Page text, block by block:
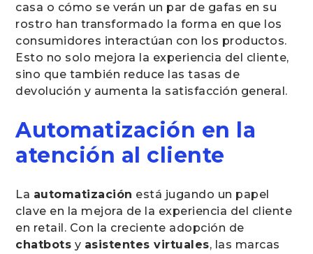
casa o cómo se verán un par de gafas en su
rostro han transformado la forma en que los
consumidores interactúan con los productos.
Esto no solo mejora la experiencia del cliente,
sino que también reduce las tasas de
devolución y aumenta la satisfacción general.
Automatización en la
atención al cliente
La automatización está jugando un papel
clave en la mejora de la experiencia del cliente
en retail. Con la creciente adopción de
chatbots y asistentes virtuales, las marcas